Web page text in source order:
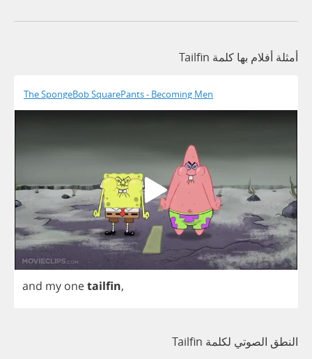
أمثلة أفلام بها كلمة Tailfin
The SpongeBob SquarePants - Becoming Men
and my onetailfin,
النطق الصوتي لكلمة Tailfin